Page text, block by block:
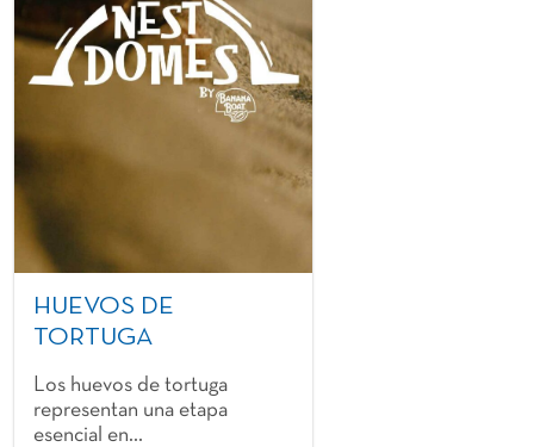
HUEVOS DE
TORTUGA
Los huevos de tortuga
representan una etapa
esencial en...